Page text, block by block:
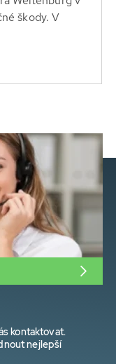
škody. V
kontaktovat.
nejlepší